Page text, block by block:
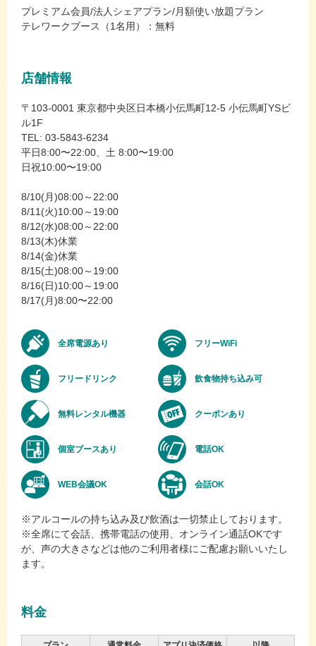
プレミアム会員/法人シェアプラン/月額使い放題プラン
テレワークブース（1名用）：無料
店舗情報
〒103-0001 東京都中央区日本橋小伝馬町12-5 小伝馬町YSビ
ル1F
TEL: 03-5843-6234
平日8:00〜22:00、土 8:00〜19:00
日祝10:00〜19:00
8/10(月)08:00～22:00
8/11(火)10:00～19:00
8/12(水)08:00～22:00
8/13(木)休業
8/14(金)休業
8/15(土)08:00～19:00
8/16(日)10:00～19:00
8/17(月)8:00〜22:00
全席電源あり フリーWiFi
フリードリンク 飲食物持ち込み可
無料レンタル機器 クーポンあり
個室ブースあり 電話OK
WEB会議OK 会話OK
※アルコールの持ち込み及び飲酒は一切禁止しております。
※全席にて会話、携帯電話の使用、オンライン通話OKです
が、声の大きさなどは他のご利用者様にご配慮お願いいたし
ます。
料金